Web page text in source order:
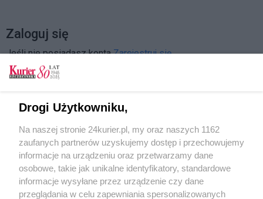
Zaloguj się
Jeśli nie posiadasz kontaZarejestruj się
Zapamiętać?
Drogi Użytkowniku,
Na naszej stronie 24kurier.pl, my oraz naszych 1162
zaufanych partnerów uzyskujemy dostęp i przechowujemy
informacje na urządzeniu oraz przetwarzamy dane
osobowe, takie jak unikalne identyfikatory, standardowe
informacje wysyłane przez urządzenie czy dane
przeglądania w celu zapewniania spersonalizowanych